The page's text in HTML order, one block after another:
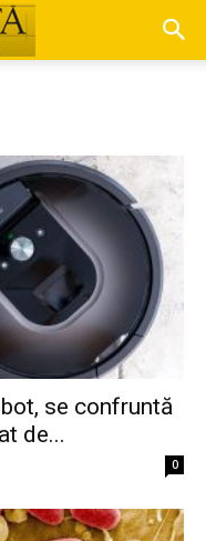
se confruntă
de...
0